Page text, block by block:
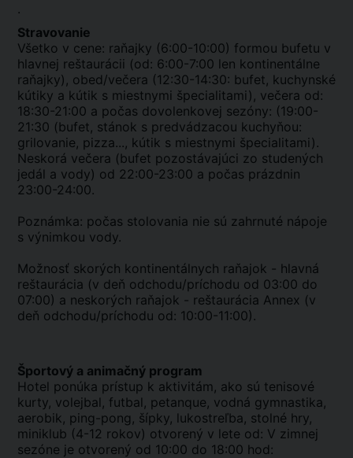
.
Stravovanie
Všetko v cene: raňajky (6:00-10:00) formou bufetu v
hlavnej reštaurácii (od: 6:00-7:00 len kontinentálne
raňajky), obed/večera (12:30-14:30: bufet, kuchynské
kútiky a kútik s miestnymi špecialitami), večera od:
18:30-21:00 a počas dovolenkovej sezóny: (19:00-
21:30 (bufet, stánok s predvádzacou kuchyňou:
grilovanie, pizza..., kútik s miestnymi špecialitami).
Neskorá večera (bufet pozostávajúci zo studených
jedál a vody) od 22:00-23:00 a počas prázdnin
23:00-24:00.
Poznámka: počas stolovania nie sú zahrnuté nápoje
s výnimkou vody.
Možnosť skorých kontinentálnych raňajok - hlavná
reštaurácia (v deň odchodu/príchodu od 03:00 do
07:00) a neskorých raňajok - reštaurácia Annex (v
deň odchodu/príchodu od: 10:00-11:00).
Športový a animačný program
Hotel ponúka prístup k aktivitám, ako sú tenisové
kurty, volejbal, futbal, petanque, vodná gymnastika,
aerobik, ping-pong, šípky, lukostreľba, stolné hry,
miniklub (4-12 rokov) otvorený v lete od: V zimnej
sezóne je otvorený od 10:00 do 18:00 hod: